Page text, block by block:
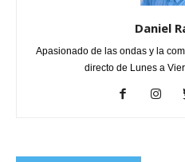
Daniel
Apasionado de las ondas y la
directo de Lunes a